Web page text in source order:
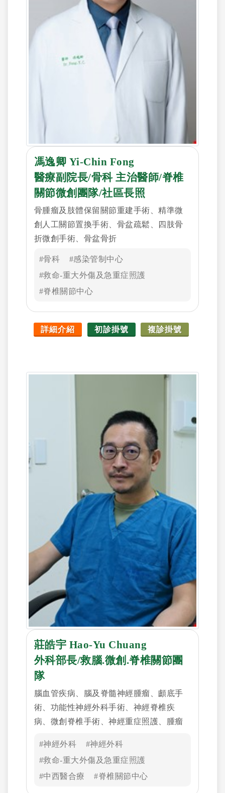
馮逸卿 Yi-Chin Fong
醫療副院長/骨科 主治醫師/脊椎
關節微創團隊/社區長照
骨腫瘤及肢體保留關節重建手術、精準微
創人工關節置換手術、骨盆疏鬆、四肢骨
折微創手術、骨盆骨折
#骨科
#感染管制中心
#救命-重大外傷及急重症照護
#脊椎關節中心
詳細介紹 初診掛號 複診掛號
莊皓宇 Hao-Yu Chuang
外科部長/救腦.微創.脊椎關節團
隊
腦血管疾病、腦及脊髓神經腫瘤、顱底手
術、功能性神經外科手術、神經脊椎疾
病、微創脊椎手術、神經重症照護、腫瘤
#神經外科
#神經外科
#救命-重大外傷及急重症照護
#中西醫合療
#脊椎關節中心